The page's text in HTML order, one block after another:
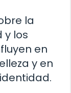
la
y los
en
y en